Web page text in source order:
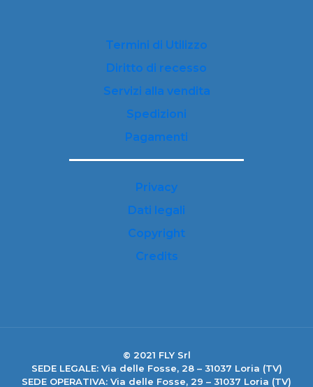
Termini di Utilizzo
Diritto di recesso
Servizi alla vendita
Spedizioni
Pagamenti
Privacy
Dati legali
Copyright
Credits
© 2021 FLY Srl
SEDE LEGALE: Via delle Fosse, 28 – 31037 Loria (TV)
SEDE OPERATIVA: Via delle Fosse, 29 – 31037 Loria (TV)